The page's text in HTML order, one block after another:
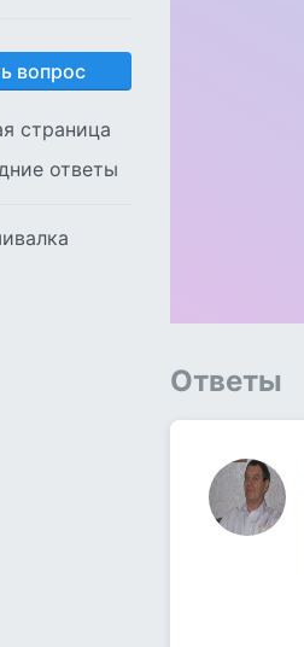
вопрос
страница
ответы
Ответы